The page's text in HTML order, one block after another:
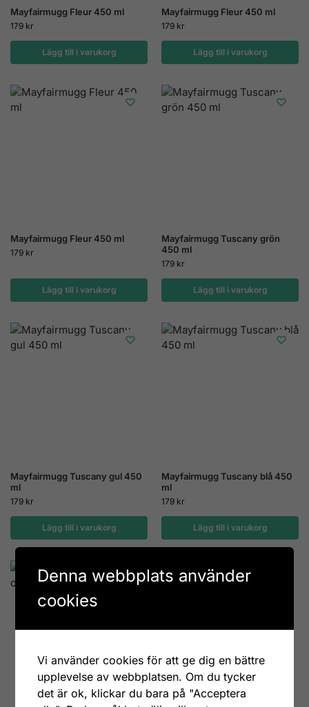
Mayfairmugg Fleur 450 ml
179 kr
Lägg till i varukorg
Mayfairmugg Fleur 450 ml
179 kr
Lägg till i varukorg
Mayfairmugg Fleur 450 ml
179 kr
Lägg till i varukorg
Mayfairmugg Tuscany grön
450 ml
179 kr
Lägg till i varukorg
Mayfairmugg Tuscany gul 450
ml
179 kr
Lägg till i varukorg
Mayfairmugg Tuscany blå 450
ml
179 kr
Lägg till i varukorg
Denna webbplats använder
cookies
Vi använder cookies för att ge dig en bättre
upplevelse av webbplatsen. Om du tycker
det är ok, klickar du bara på "Acceptera